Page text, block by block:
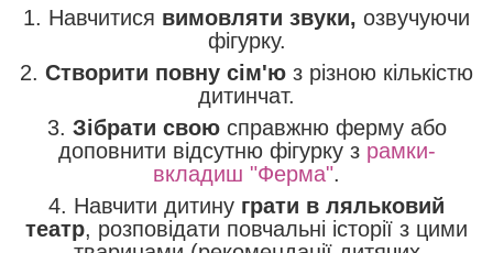
1. Навчитися вимовляти звуки, озвучуючи
фігурку.
2. Створити повну сім'ю з різною кількістю
дитинчат.
3. Зібрати своюсправжню ферму або
доповнити відсутню фігурку з рамки-
вкладиш "Ферма".
4. Навчити дитину грати в ляльковий
театр, розповідати повчальні історії з цими